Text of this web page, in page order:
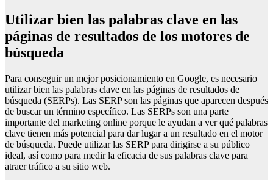
Utilizar bien las palabras clave en las
páginas de resultados de los motores de
búsqueda
Para conseguir un mejor posicionamiento en Google, es necesario
utilizar bien las palabras clave en las páginas de resultados de
búsqueda (SERPs). Las SERP son las páginas que aparecen después
de buscar un término específico. Las SERPs son una parte
importante del marketing online porque le ayudan a ver qué palabras
clave tienen más potencial para dar lugar a un resultado en el motor
de búsqueda. Puede utilizar las SERP para dirigirse a su público
ideal, así como para medir la eficacia de sus palabras clave para
atraer tráfico a su sitio web.